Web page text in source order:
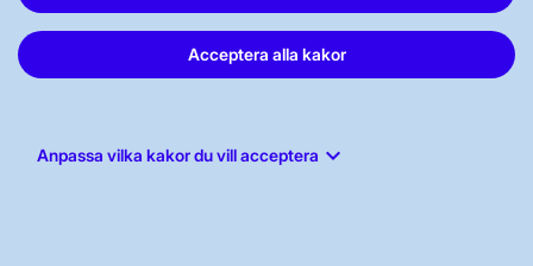
Acceptera alla kakor
Anpassa vilka kakor du vill acceptera keyboard_arrow_down
LinkedIn